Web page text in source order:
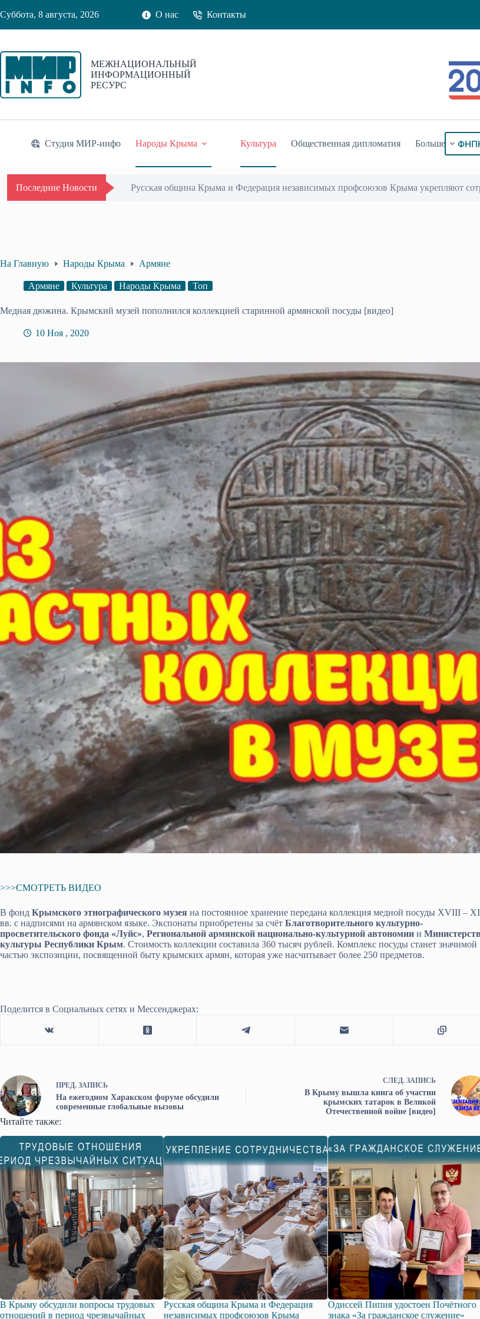
к
Суббота, 8 августа, 2026 О нас Контакты
МЕЖНАЦИОНАЛЬНЫЙ
ИНФОРМАЦИОННЫЙ
РЕСУРС
Студия МИР-инфо Народы Крыма Культура Общественная дипломатия Больше
Последние Новости Русская община Крыма и Федерация независимых профсоюзов Крыма укрепляют
На Главную Народы Крыма Армяне
Армяне Культура Народы Крыма Топ
Медная дюжина. Крымский музей пополнился коллекцией старинной армянской посуды [видео]
10 Ноя , 2020
>>>СМОТРЕТЬ ВИДЕО
В фонд Крымского этнографического музея на постоянное хранение передана коллекция медной посуды XVIII –
вв. с надписями на армянском языке. Экспонаты приобретены за счёт Благотворительного культурно-
просветительского фонда «Луйс», Региональной армянской национально-культурной автономии и
культуры Республики Крым. Стоимость коллекции составила 360 тысяч рублей. Комплекс посуды станет значимой
частью экспозиции, посвященной быту крымских армян, которая уже насчитывает более 250 предметов.
Поделится в Социальных сетях и Мессенджерах:
ПРЕД. ЗАПИСЬ
На ежегодном Харакском форуме обсудили
современные глобальные вызовы
СЛЕД. ЗАПИСЬ
В Крыму вышла книга об участии
крымских татарок в Великой
Отечественной войне [видео]
Читайте также:
В Крыму обсудили вопросы трудовых
отношений в период чрезвычайных
Русская община Крыма и Федерация
независимых профсоюзов Крыма
Одиссей Пипия удостоен Почётного
знака «За гражданское служение»